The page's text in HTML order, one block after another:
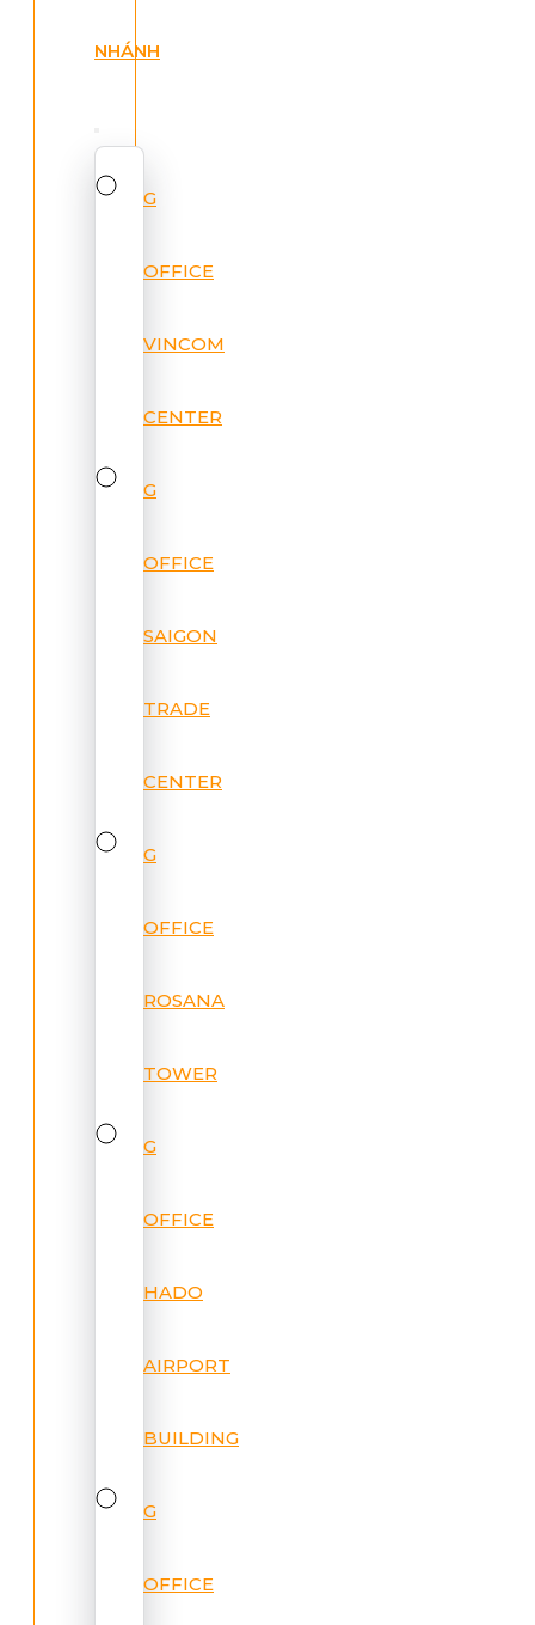
NHÁNH
G
OFFICE
VINCOM
CENTER
G
OFFICE
SAIGON
TRADE
CENTER
G
OFFICE
ROSANA
TOWER
G
OFFICE
HADO
AIRPORT
BUILDING
G
OFFICE